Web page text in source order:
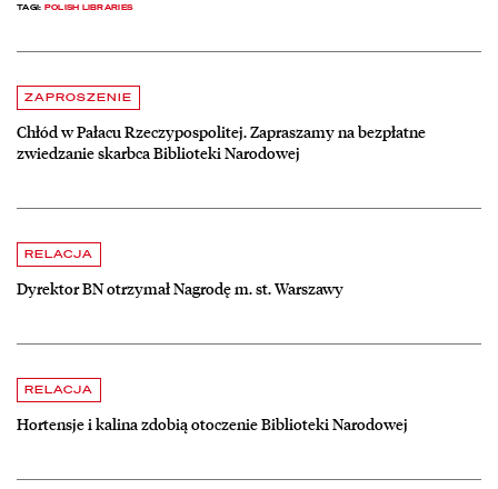
TAGI: POLISH LIBRARIES
Aktualności
ZAPROSZENIE
Chłód w Pałacu Rzeczypospolitej. Zapraszamy na bezpłatne
zwiedzanie skarbca Biblioteki Narodowej
czytaj więcej o Chłód w Pałacu Rzeczypospolitej. Zapraszamy na
RELACJA
Dyrektor BN otrzymał Nagrodę m. st. Warszawy
czytaj więcej o Dyrektor BN otrzymał Nagrodę m. st. Warszawy
RELACJA
Hortensje i kalina zdobią otoczenie Biblioteki Narodowej
czytaj więcej o Hortensje i kalina zdobią otoczenie Biblioteki